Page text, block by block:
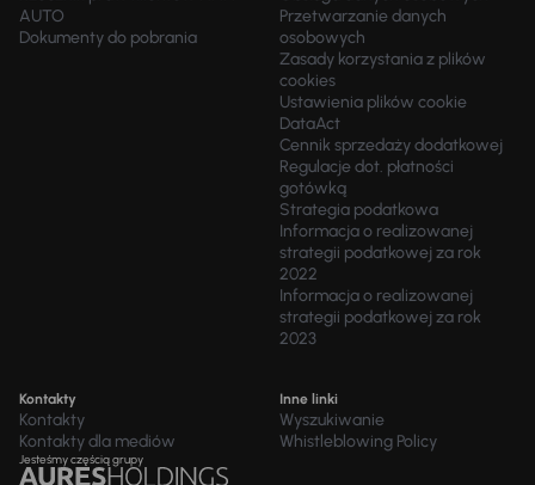
AUTO
Dokumenty do pobrania
Przetwarzanie danych
osobowych
Zasady korzystania z plików
cookies
Ustawienia plików cookie
DataAct
Cennik sprzedaży dodatkowej
Regulacje dot. płatności
gotówką
Strategia podatkowa
Informacja o realizowanej
strategii podatkowej za rok
2022
Informacja o realizowanej
strategii podatkowej za rok
2023
Kontakty
Kontakty
Kontakty dla mediów
Inne linki
Wyszukiwanie
Whistleblowing Policy
Jesteśmy częścią grupy